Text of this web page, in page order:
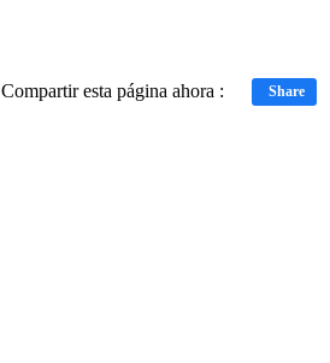
Compartir esta página ahora : Share